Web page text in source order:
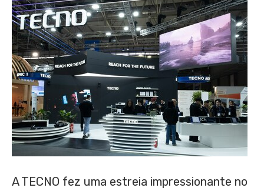
A TECNO fez uma estreia impressionante no